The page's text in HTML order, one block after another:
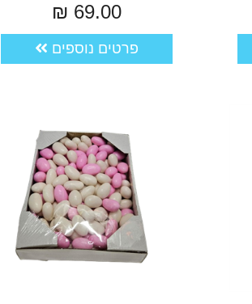
69.00 ₪
פרטים נוספים